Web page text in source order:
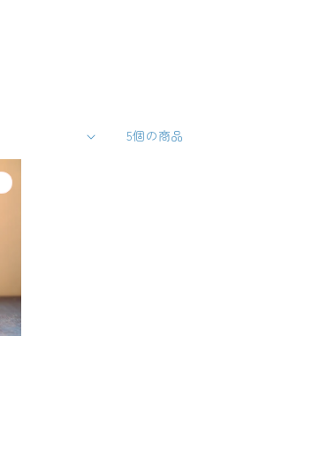
5個の商品